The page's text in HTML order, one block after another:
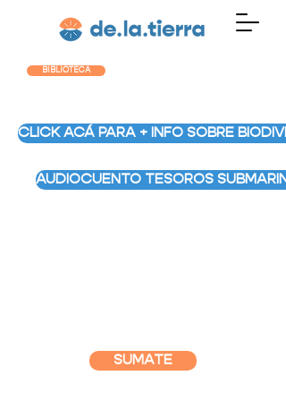
BIBLIOTECA
CLICK ACÁ PARA + INFO SOBRE
AUDIOCUENTO TESOROS
SUMATE